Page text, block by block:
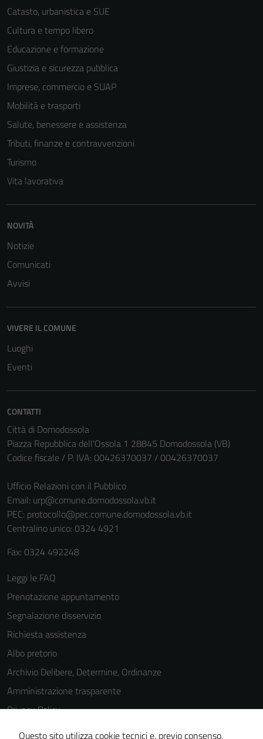
Catasto, urbanistica e SUE
Cultura e tempo libero
Educazione e formazione
Giustizia e sicurezza pubblica
Imprese, commercio e SUAP
Mobilità e trasporti
Salute, benessere e assistenza
Tributi, finanze e contravvenzioni
Turismo
Vita lavorativa
NOVITÀ
Notizie
Comunicati
Avvisi
VIVERE IL COMUNE
Luoghi
Eventi
CONTATTI
Città di Domodossola
Piazza Repubblica dell'Ossola 1 28845 Domodossola (VB)
Codice fiscale / P. IVA: 00426370037 / 00426370037
Ufficio Relazioni con il Pubblico
Email: urp@comune.domodossola.vb.it
PEC: protocollo@pec.comune.domodossola.vb.it
Centralino unico: 0324 4921
Fax: 0324 492248
Leggi le FAQ
Prenotazione appuntamento
Segnalazione disservizio
Richiesta assistenza
Albo pretorio
Archivio Delibere, Determine, Ordinanze
Amministrazione trasparente
Privacy Policy
Cookie Policy
Questo sito utilizza cookie tecnici e, previo consenso,
essere
Questi cookie
informazioni